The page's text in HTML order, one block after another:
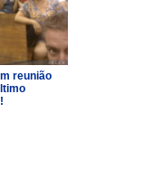
reunião